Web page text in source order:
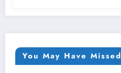
You May Have Missed